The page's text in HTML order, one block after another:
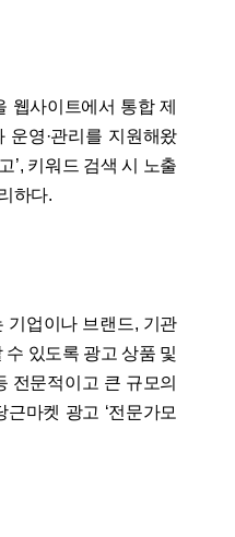
웹사이트에서 통합 제
운영·관리를 지원해왔
’, 키워드 검색 시 노출
하다.
기업이나 브랜드, 기관
있도록 광고 상품 및
전문적이고 큰 규모의
마켓 광고 ‘전문가모